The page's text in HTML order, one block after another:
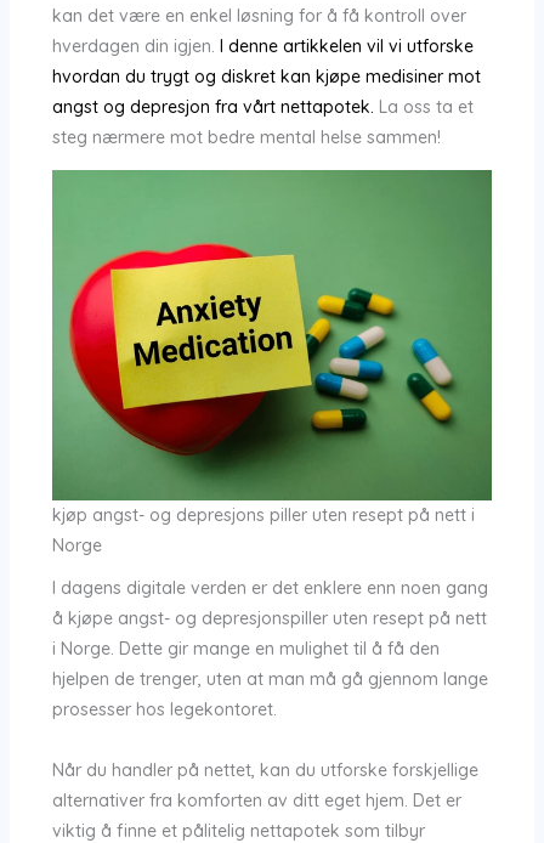
kan det være en enkel løsning for å få kontroll over
hverdagen din igjen. I denne artikkelen vil vi utforske
hvordan du trygt og diskret kan kjøpe medisiner mot
angst og depresjon fra vårt nettapotek. La oss ta et
steg nærmere mot bedre mental helse sammen!
kjøp angst- og depresjons piller uten resept på nett i
Norge
I dagens digitale verden er det enklere enn noen gang
å kjøpe angst- og depresjonspiller uten resept på nett
i Norge. Dette gir mange en mulighet til å få den
hjelpen de trenger, uten at man må gå gjennom lange
prosesser hos legekontoret.
Når du handler på nettet, kan du utforske forskjellige
alternativer fra komforten av ditt eget hjem. Det er
viktig å finne et pålitelig nettapotek som tilbyr